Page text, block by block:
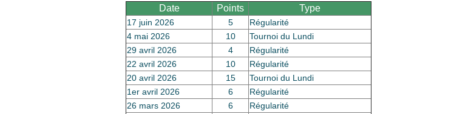
Date Points Type
17 juin 2026 5
Régularité
4 mai 2026
10
Tournoi du Lundi
29 avril 2026
4
Régularité
22 avril 2026
10
Régularité
20 avril 2026
15
Tournoi du Lundi
1er avril 2026
6
Régularité
26 mars 2026
6
Régularité